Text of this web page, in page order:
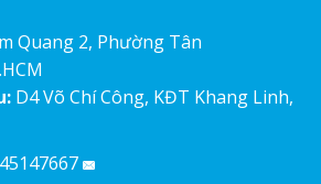
Quang 2, Phường Tân
D4 Võ Chí Công, KĐT Khang Linh,